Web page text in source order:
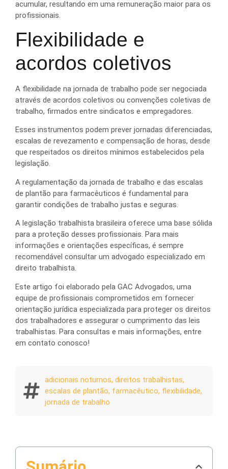
acumular, resultando em uma remuneração maior para os
profissionais.
Flexibilidade e
acordos coletivos
A flexibilidade na jornada de trabalho pode ser negociada
através de acordos coletivos ou convenções coletivas de
trabalho, firmados entre sindicatos e empregadores.
Esses instrumentos podem prever jornadas diferenciadas,
escalas de revezamento e compensação de horas, desde
que respeitados os direitos mínimos estabelecidos pela
legislação.
A regulamentação da jornada de trabalho e das escalas
de plantão para farmacêuticos é fundamental para
garantir condições de trabalho justas e seguras.
A legislação trabalhista brasileira oferece uma base sólida
para a proteção desses profissionais. Para mais
informações e orientações específicas, é sempre
recomendável consultar um advogado especializado em
direito trabalhista.
Este artigo foi elaborado pela GAC Advogados, uma
equipe de profissionais comprometidos em fornecer
orientação jurídica especializada para proteger os direitos
dos trabalhadores e assegurar o cumprimento das leis
trabalhistas. Para consultas e mais informações, entre
em contato conosco!
adicionais noturnos, direitos trabalhistas,
escalas de plantão, farmacêutico, flexibilidade,
jornada de trabalho